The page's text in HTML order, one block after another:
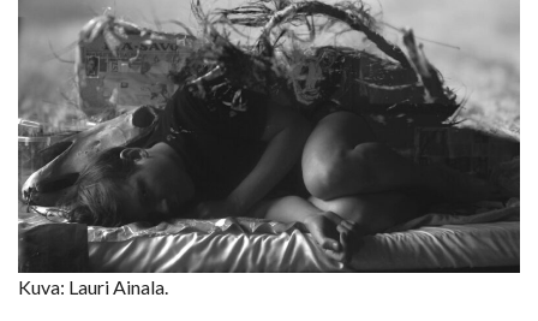
Kuva: Lauri Ainala.